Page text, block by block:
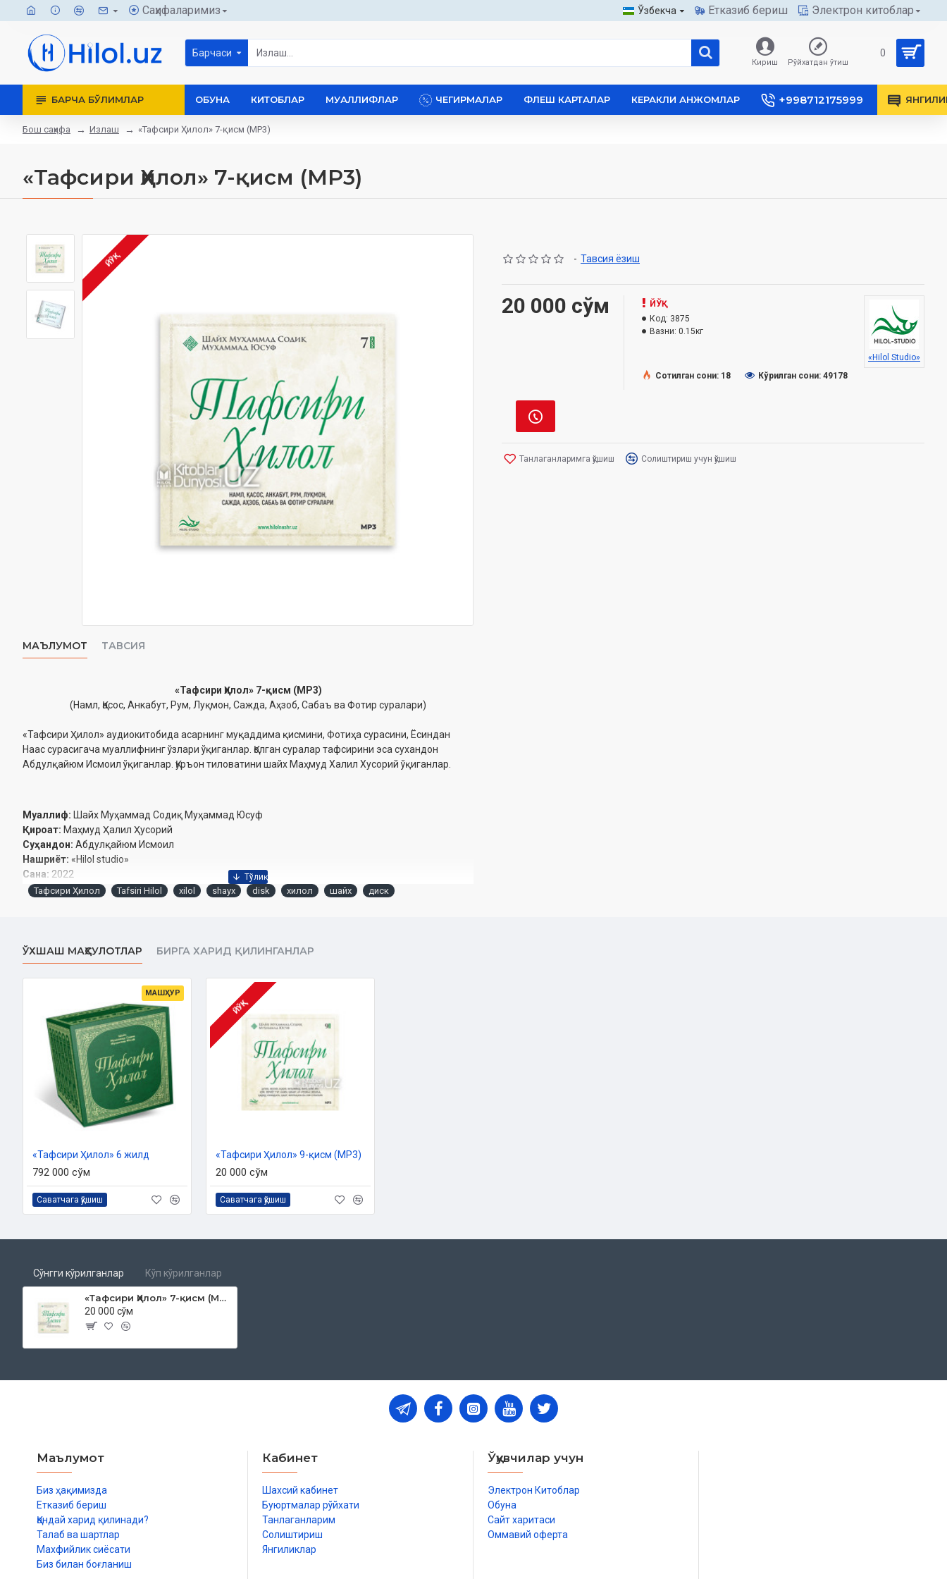
Саҳифаларимиз Ўзбекча Етказиб бериш Электрон китоблар
Барчаси
Кириш Рўйхатдан ўтиш
0
БАРЧА БЎЛИМЛАР ОБУНА КИТОБЛАР МУАЛЛИФЛАР ЧЕГИРМАЛАР ФЛЕШ КАРТАЛАР КЕРАКЛИ АНЖОМЛАР +998712175999
Бош саҳифа Излаш «Тафсири Ҳилол» 7-қисм (MP3)
«Тафсири Ҳилол» 7-қисм (MP3)
ЙЎҚ
МАЪЛУМОТ ТАВСИЯ
«Тафсири Ҳилол» 7-қисм (MP3)
(Намл, Қасос, Анкабут, Рум, Луқмон, Сажда, Аҳзоб, Сабаъ ва Фотир суралари)
«Тафсири Ҳилол» аудиокитобида асарнинг муқаддима қисмини, Фотиҳа сурасини, Ёсиндан
Наас сурасигача муаллифнинг ўзлари ўқиганлар. Қолган суралар тафсирини эса сухандон
Абдулқайюм Исмоил ўқиганлар. Қуръон тиловатини шайх Маҳмуд Халил Хусорий ўқиганлар.
Муаллиф: Шайх Муҳаммад Содиқ Муҳаммад Юсуф
Қироат: Маҳмуд Ҳалил Ҳусорий
Суҳандон: Абдулқайюм Исмоил
Нашриёт: «Hilol studio»
Сана: 2022
- Тавсия ёзиш
20 000 сўм
ЙЎҚ
Код: 3875
Вазни: 0.15кг
«Hilol Studio»
Сотилган сони: 18
Кўрилган сони: 49178
Танлаганларимга қўшиш Солиштириш учун қўшиш
Тафсири Ҳилол Tafsiri Hilol xilol shayx disk хилол шайх диск
ЎХШАШ МАҲСУЛОТЛАР БИРГА ХАРИД ҚИЛИНГАНЛАР
МАШҲУР
«Тафсири Ҳилол» 6 жилд
792 000 сўм
Саватчага қўшиш
ЙЎҚ
«Тафсири Ҳилол» 9-қисм (MP3)
20 000 сўм
Саватчага қўшиш
Сўнгги кўрилганлар Кўп кўрилганлар
«Тафсири Ҳилол» 7-қисм (MP3)
20 000 сўм
Маълумот
Биз ҳақимизда
Етказиб бериш
Қандай харид қилинади?
Талаб ва шартлар
Махфийлик сиёсати
Биз билан боғланиш
Кабинет
Шахсий кабинет
Буюртмалар рўйхати
Танлаганларим
Солиштириш
Янгиликлар
Ўқувчилар учун
Электрон Китоблар
Обуна
Сайт харитаси
Оммавий оферта